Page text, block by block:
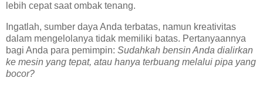
lebih cepat saat ombak tenang.
Ingatlah, sumber daya Anda terbatas, namun kreativitas
dalam mengelolanya tidak memiliki batas. Pertanyaannya
bagi Anda para pemimpin: Sudahkah bensin Anda dialirkan
ke mesin yang tepat, atau hanya terbuang melalui pipa yang
bocor?